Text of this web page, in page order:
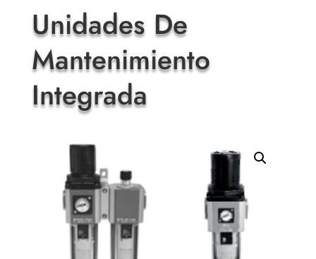
Unidades De
Mantenimiento
Integrada